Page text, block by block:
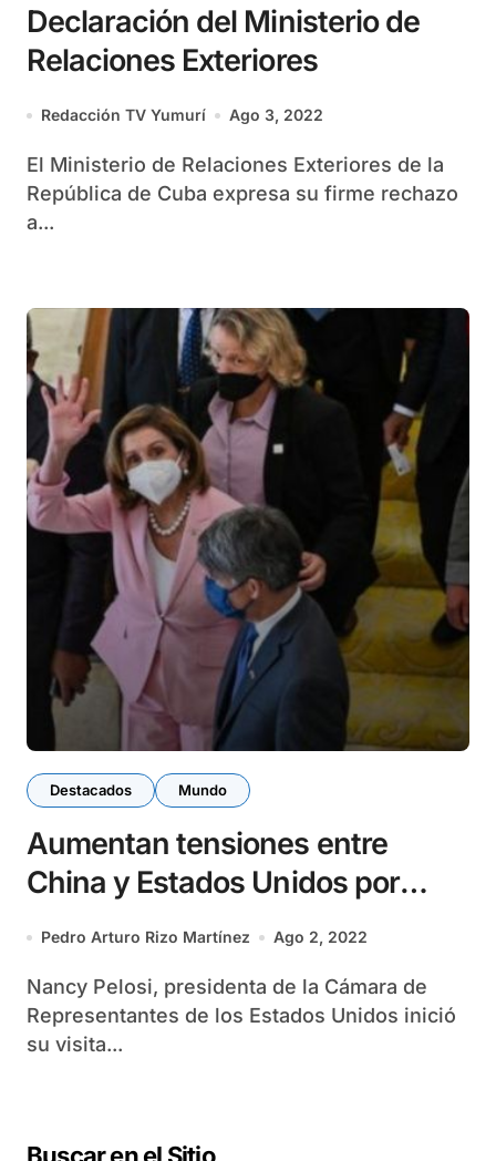
Declaración del Ministerio de
Relaciones Exteriores
Redacción TV Yumurí Ago 3, 2022
El Ministerio de Relaciones Exteriores de la
República de Cuba expresa su firme rechazo
a...
Destacados Mundo
Aumentan tensiones entre
China y Estados Unidos por
visita de Nancy Pelosi a Taiwán
Pedro Arturo Rizo Martínez Ago 2, 2022
Nancy Pelosi, presidenta de la Cámara de
Representantes de los Estados Unidos inició
su visita...